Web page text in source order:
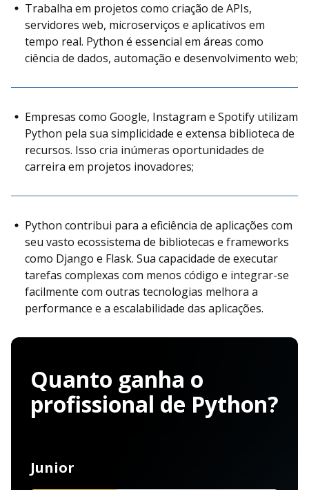
Trabalha em projetos como criação de APIs,
servidores web, microserviços e aplicativos em
tempo real. Python é essencial em áreas como
ciência de dados, automação e desenvolvimento web;
Empresas como Google, Instagram e Spotify utilizam
Python pela sua simplicidade e extensa biblioteca de
recursos. Isso cria inúmeras oportunidades de
carreira em projetos inovadores;
Python contribui para a eficiência de aplicações com
seu vasto ecossistema de bibliotecas e frameworks
como Django e Flask. Sua capacidade de executar
tarefas complexas com menos código e integrar-se
facilmente com outras tecnologias melhora a
performance e a escalabilidade das aplicações.
Quanto ganha o
profissional de Python?
Junior